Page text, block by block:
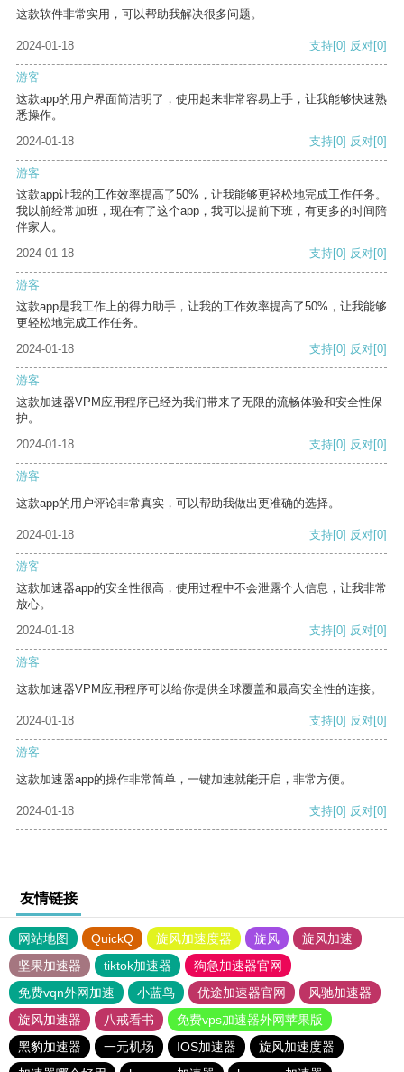
这款软件非常实用，可以帮助我解决很多问题。
2024-01-18 支持[0] 反对[0]
游客
这款app的用户界面简洁明了，使用起来非常容易上手，让我能够快速熟
悉操作。
2024-01-18
支持[0] 反对[0]
游客
这款app让我的工作效率提高了50%，让我能够更轻松地完成工作任务。
我以前经常加班，现在有了这个app，我可以提前下班，有更多的时间陪
伴家人。
2024-01-18
支持[0] 反对[0]
游客
这款app是我工作上的得力助手，让我的工作效率提高了50%，让我能够
更轻松地完成工作任务。
2024-01-18
支持[0] 反对[0]
游客
这款加速器VPM应用程序已经为我们带来了无限的流畅体验和安全性保
护。
2024-01-18
支持[0] 反对[0]
游客
这款app的用户评论非常真实，可以帮助我做出更准确的选择。
2024-01-18 支持[0] 反对[0]
游客
这款加速器app的安全性很高，使用过程中不会泄露个人信息，让我非常
放心。
2024-01-18
支持[0] 反对[0]
游客
这款加速器VPM应用程序可以给你提供全球覆盖和最高安全性的连接。
2024-01-18 支持[0] 反对[0]
游客
这款加速器app的操作非常简单，一键加速就能开启，非常方便。
2024-01-18 支持[0] 反对[0]
友情链接
网站地图 QuickQ 旋风加速度器 旋风
旋风加速
坚果加速器
tiktok加速器
狗急加速器官网
免费vqn外网加速
小蓝鸟 优途加速器官网
风驰加速器
旋风加速器
八戒看书
免费vps加速器外网苹果版
黑豹加速器
一元机场 IOS加速器
旋风加速度器